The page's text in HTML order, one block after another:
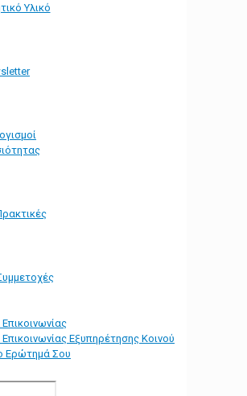
Υλικό
Επικοινωνίας Εξυπηρέτησης Κοινού
Ερώτημά Σου